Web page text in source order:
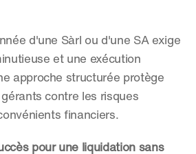
d'une Sàrl ou d'une SA exige
et une exécution
approche structurée protège
contre les risques
financiers.
pour une liquidation sans